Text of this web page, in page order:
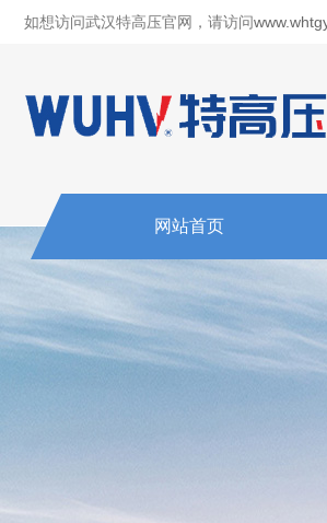
如想访问武汉特高压官网，请访问
网站首页